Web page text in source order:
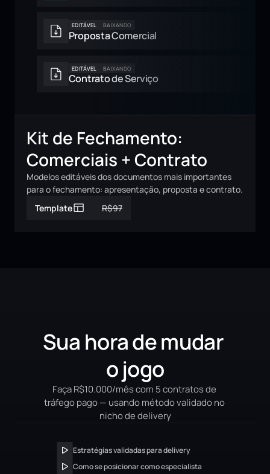
EDITÁVEL BAIXANDO
Proposta Comercial
EDITÁVEL BAIXANDO
Contrato de Serviço
Kit de Fechamento:
Comerciais + Contrato
Modelos editáveis dos documentos mais importantes
para o fechamento: apresentação, proposta e contrato.
Template
R$97
Sua hora de mudar
o jogo
Faça R$10.000/mês com 5 contratos de
tráfego pago — usando método validado no
nicho de delivery
Estratégias validadas para delivery
Como se posicionar como especialista